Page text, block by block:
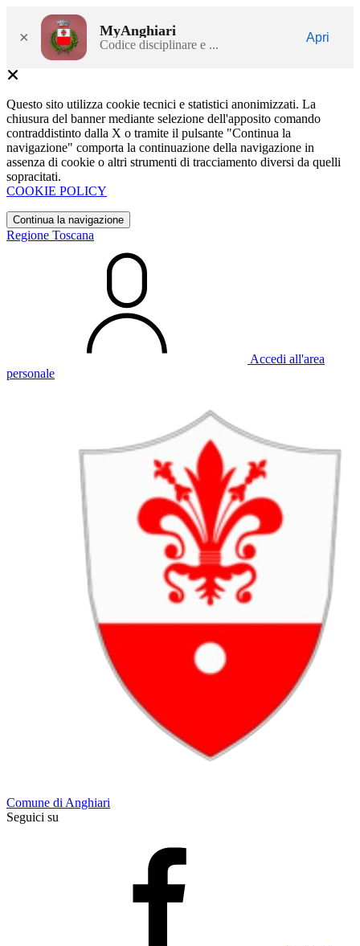
× MyAnghiari
Codice disciplinare e ...
Apri
Questo sito utilizza cookie tecnici e statistici anonimizzati. La
chiusura del banner mediante selezione dell'apposito comando
contraddistinto dalla X o tramite il pulsante "Continua la
navigazione" comporta la continuazione della navigazione in
assenza di cookie o altri strumenti di tracciamento diversi da quelli
sopracitati.
COOKIE POLICY
Continua la navigazione
Regione Toscana
Accedi all'area
personale
Comune di Anghiari
Seguici su